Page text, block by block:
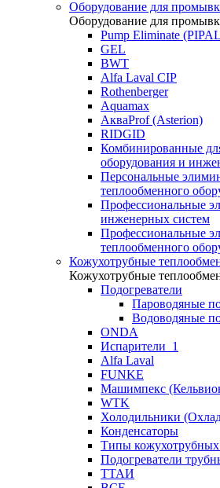
Оборудование для
Оборудование для
Pump Eliminate
GEL
BWT
Alfa Laval CIP
Rothenberger
Aquamax
АкваProf (Asterion)
RIDGID
Комбинированные
оборудования и
Персональные
теплообменного
Профессиональные
инженерных систем
Профессиональные
теплообменного
Кожухотрубные
Кожухотрубные
Подогреватели
Пароводяные
Водоводяные
ONDA
Испарители_1
Alfa Laval
FUNKE
Машимпекс
WTK
Холодильники
Конденсаторы
Типы кожухотрубных
Подогреватели
ТТАИ